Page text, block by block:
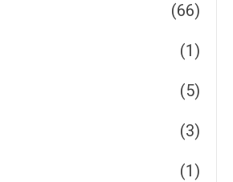
(66)
(1)
(5)
(3)
(1)